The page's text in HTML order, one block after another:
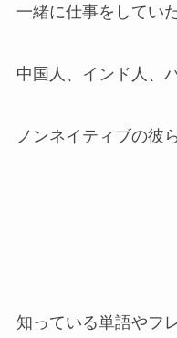
一緒に仕事をしてい
中国人、インド人、
ノンネイティブの彼
知っている単語やフ